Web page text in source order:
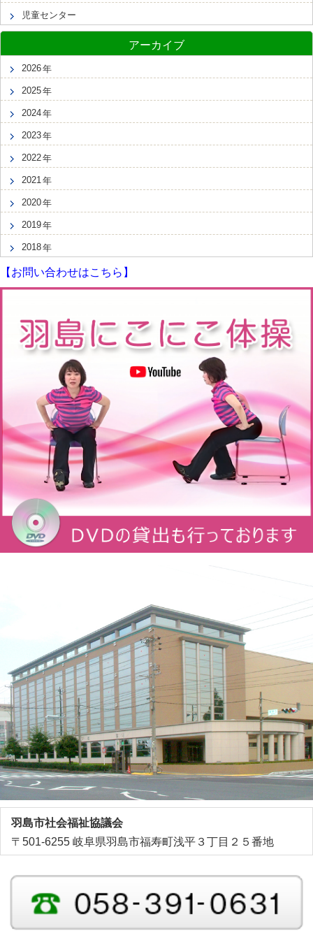
児童センター
アーカイブ
2026
2025
2024
2023
2022
2021
2020
2019
2018
【お問い合わせはこちら】
羽島市社会福祉協議会
〒501-6255 岐阜県羽島市福寿町浅平３丁目２５番地